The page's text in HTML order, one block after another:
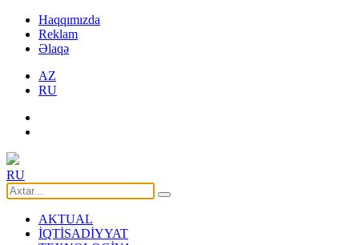
Haqqımızda
Reklam
Əlaqə
AZ
RU
RU
AKTUAL
İQTİSADİYYAT